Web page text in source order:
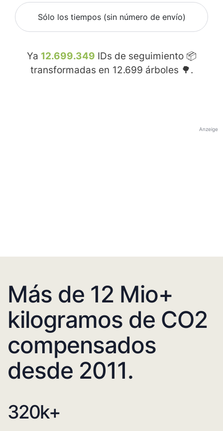
Sólo los tiempos (sin número de envío)
Ya 12.699.349 IDs de seguimiento 📦
transformadas en 12.699 árboles 🌳.
Anzeige
Más de 12 Mio+
kilogramos de CO2
compensados
desde 2011.
320k+